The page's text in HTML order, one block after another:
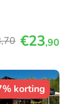
,70 €23,90
korting